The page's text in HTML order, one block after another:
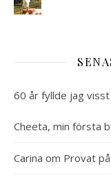
60 år fyllde jag visst
Cheeta, min första
Carina om Provat